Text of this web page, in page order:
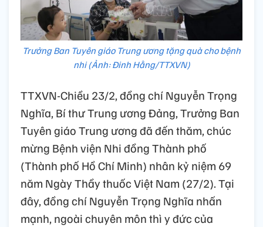
Trưởng Ban Tuyên giáo Trung ương tặng quà cho bệnh
nhi (Ảnh: Đinh Hằng/TTXVN)
TTXVN-Chiều 23/2, đồng chí Nguyễn Trọng
Nghĩa, Bí thư Trung ương Đảng, Trưởng Ban
Tuyên giáo Trung ương đã đến thăm, chúc
mừng Bệnh viện Nhi đồng Thành phố
(Thành phố Hồ Chí Minh) nhân kỷ niệm 69
năm Ngày Thầy thuốc Việt Nam (27/2). Tại
đây, đồng chí Nguyễn Trọng Nghĩa nhấn
mạnh, ngoài chuyên môn thì y đức của